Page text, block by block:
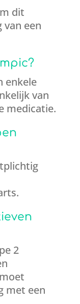
dit
van een
enkele
van
medicatie.
2
met een